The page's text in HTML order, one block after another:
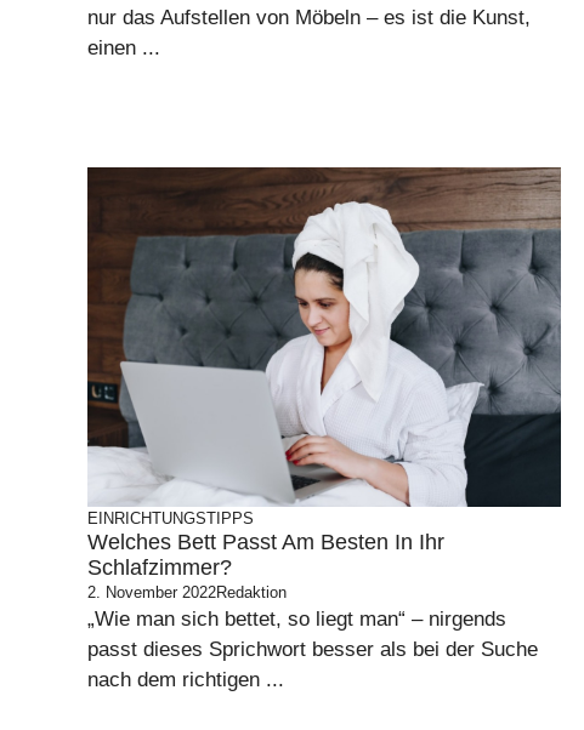
nur das Aufstellen von Möbeln – es ist die Kunst,
einen ...
EINRICHTUNGSTIPPS
Welches Bett Passt Am Besten In Ihr
Schlafzimmer?
2. November 2022Redaktion
„Wie man sich bettet, so liegt man“ – nirgends
passt dieses Sprichwort besser als bei der Suche
nach dem richtigen ...